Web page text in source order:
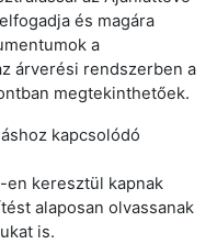
és magára
a
árverési rendszerben a
megtekinthetőek.
kapcsolódó
keresztül kapnak
alaposan olvassanak
is.